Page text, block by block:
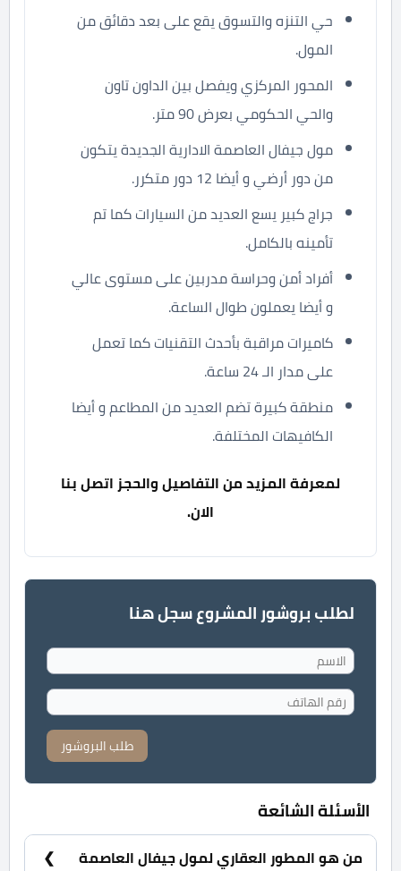
حي التنزه والتسوق يقع على بعد دقائق من
المول.
المحور المركزي ويفصل بين الداون تاون
والحي الحكومي بعرض 90 متر.
مول جيفال العاصمة الادارية الجديدة يتكون
من دور أرضي و أيضا 12 دور متكرر.
جراج كبير يسع العديد من السيارات كما تم
تأمينه بالكامل.
أفراد أمن وحراسة مدربين على مستوى عالي
و أيضا يعملون طوال الساعة.
كاميرات مراقبة بأحدث التقنيات كما تعمل
على مدار الـ 24 ساعة.
منطقة كبيرة تضم العديد من المطاعم و أيضا
الكافيهات المختلفة.
لمعرفة المزيد من التفاصيل والحجز اتصل بنا
الان.
لطلب بروشور المشروع سجل هنا
طلب البروشور
الأسئلة الشائعة
من هو المطور العقاري لمول جيفال العاصمة